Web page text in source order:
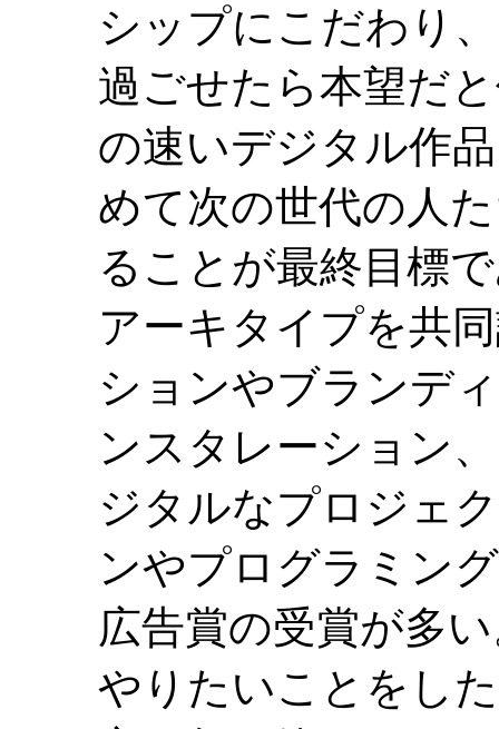
シップにこだわり
過ごせたら本望だ
の速いデジタル作
めて次の世代の人
ることが最終目標
アーキタイプを共
ションやブランデ
ンスタレーション
ジタルなプロジェ
ンやプログラミン
広告賞の受賞が多
やりたいことをし